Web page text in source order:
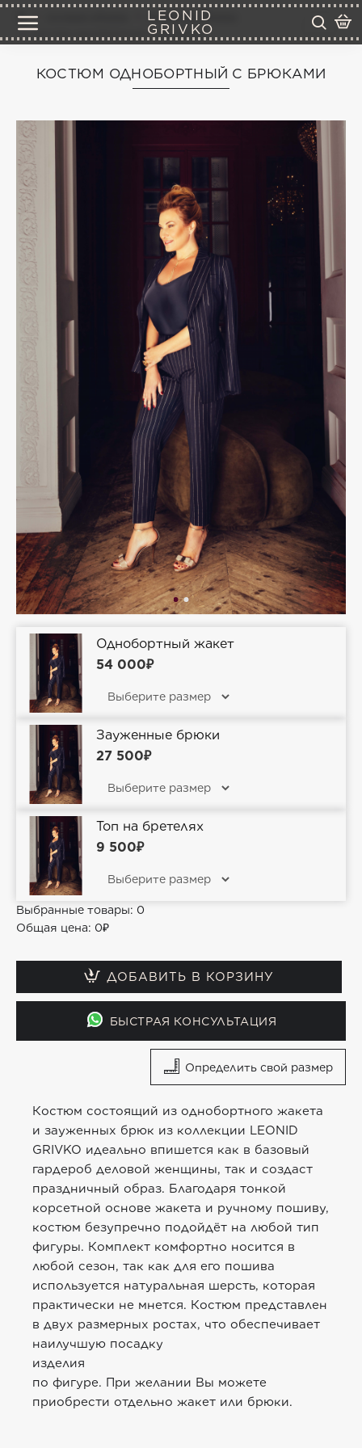
LEONID
GRIVKO
вечерние образы
костюм однобортный с брюками
КОСТЮМ ОДНОБОРТНЫЙ С БРЮКАМИ
Определить свой размер
Костюм состоящий из однобортного жакета
и зауженных брюк из коллекции LEONID
GRIVKO идеально впишется как в базовый
гардероб деловой женщины, так и создаст
праздничный образ. Благодаря тонкой
корсетной основе жакета и ручному пошиву,
костюм безупречно подойдёт на любой тип
фигуры. Комплект комфортно носится в
любой сезон, так как для его пошива
используется натуральная шерсть, которая
практически не мнется. Костюм представлен
в двух размерных ростах, что обеспечивает
наилучшую посадку
по фигуре. При желании Вы можете
приобрести отдельно жакет или брюки.
Однобортный жакет
54 000₽
Зауженные брюки
27 500₽
Топ на бретелях
9 500₽
Выбранные товары: 0
Общая цена: 0₽
ДОБАВИТЬ В КОРЗИНУ
БЫСТРАЯ КОНСУЛЬТАЦИЯ